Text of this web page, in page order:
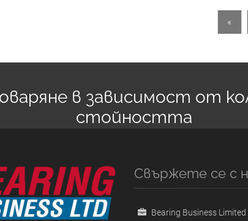
«
в зависимост от
стойността
Свържете се с
Bearing Business Limited